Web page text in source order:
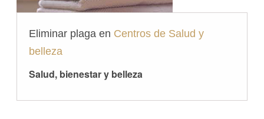
Eliminar plaga en Centros de Salud y
belleza
Salud, bienestar y belleza